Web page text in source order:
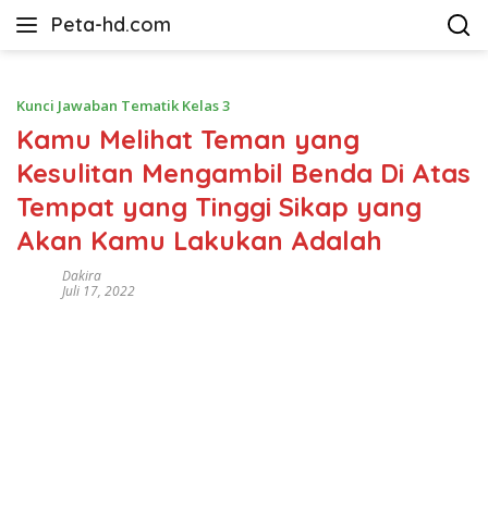
Peta-hd.com
Kumpulan
HD
Kunci Jawaban Tematik Kelas 3
Kamu Melihat Teman yang
Kesulitan Mengambil Benda Di Atas
Tempat yang Tinggi Sikap yang
Akan Kamu Lakukan Adalah
Dakira
Juli 17, 2022